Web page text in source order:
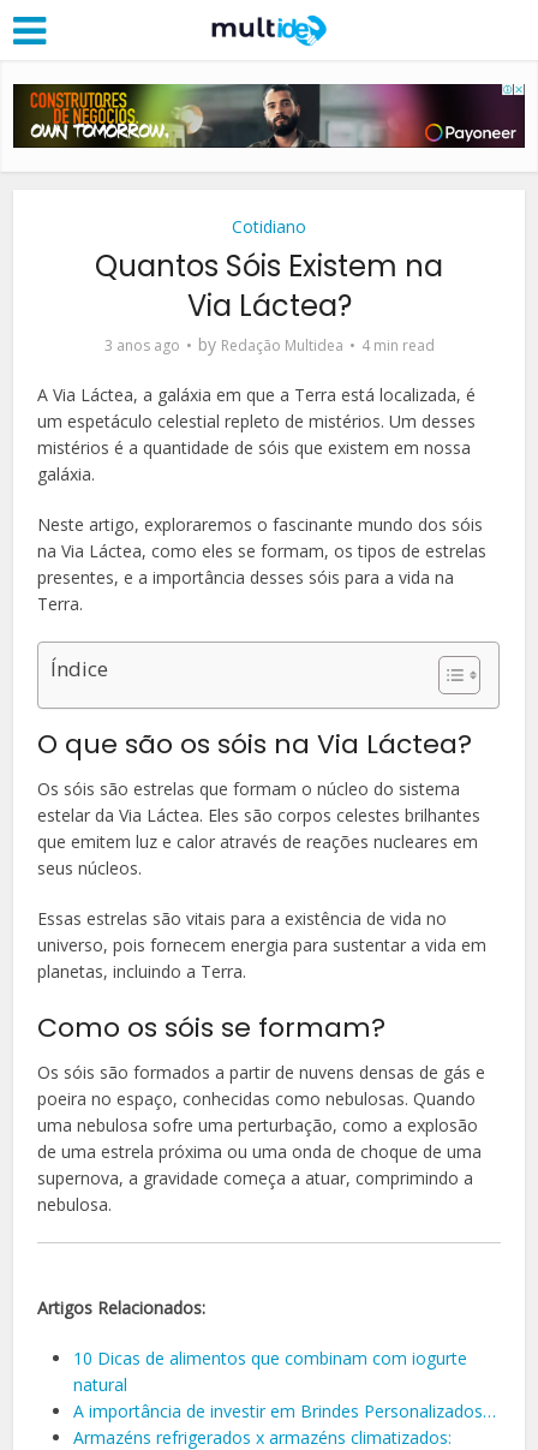
Cotidiano
Quantos Sóis Existem na
Via Láctea?
3 anos ago by Redação Multidea 4 min read
A Via Láctea, a galáxia em que a Terra está localizada, é
um espetáculo celestial repleto de mistérios. Um desses
mistérios é a quantidade de sóis que existem em nossa
galáxia.
Neste artigo, exploraremos o fascinante mundo dos sóis
na Via Láctea, como eles se formam, os tipos de estrelas
presentes, e a importância desses sóis para a vida na
Terra.
Índice
O que são os sóis na Via Láctea?
Os sóis são estrelas que formam o núcleo do sistema
estelar da Via Láctea. Eles são corpos celestes brilhantes
que emitem luz e calor através de reações nucleares em
seus núcleos.
Essas estrelas são vitais para a existência de vida no
universo, pois fornecem energia para sustentar a vida em
planetas, incluindo a Terra.
Como os sóis se formam?
Os sóis são formados a partir de nuvens densas de gás e
poeira no espaço, conhecidas como nebulosas. Quando
uma nebulosa sofre uma perturbação, como a explosão
de uma estrela próxima ou uma onda de choque de uma
supernova, a gravidade começa a atuar, comprimindo a
nebulosa.
Artigos Relacionados:
10 Dicas de alimentos que combinam com iogurte
natural
A importância de investir em Brindes Personalizados…
Armazéns refrigerados x armazéns climatizados: